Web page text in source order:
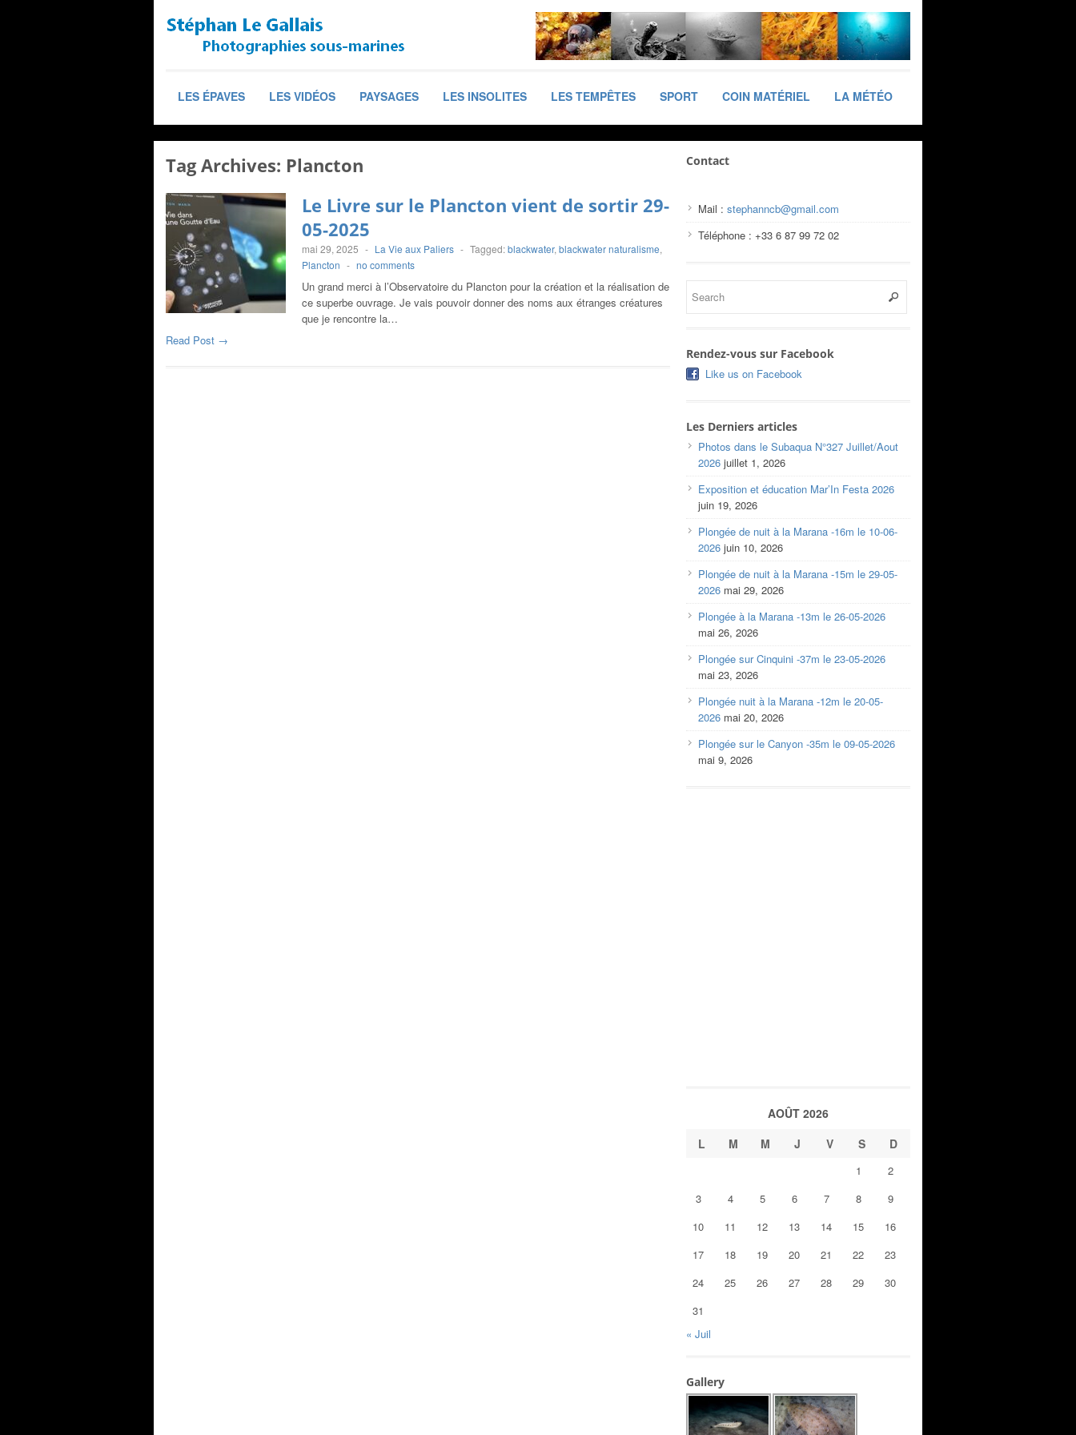
LES ÉPAVES LES VIDÉOS PAYSAGES LES INSOLITES LES TEMPÊTES SPORT COIN MATÉRIEL LA MÉTÉO
Tag Archives: Plancton
Le Livre sur le Plancton vient de sortir 29-
05-2025
mai 29, 2025 - La Vie aux Paliers - Tagged:blackwater, blackwater naturalisme,
Plancton - no comments
Un grand merci à l’Observatoire du Plancton pour la création et la réalisation de
ce superbe ouvrage. Je vais pouvoir donner des noms aux étranges créatures
que je rencontre la…
Read Post →
Contact
Mail : stephanncb@gmail.com
Téléphone : +33 6 87 99 72 02
Rendez-vous sur Facebook
Like us on Facebook
Les Derniers articles
Photos dans le Subaqua N°327 Juillet/Aout
2026 juillet 1, 2026
Exposition et éducation Mar’In Festa 2026
juin 19, 2026
Plongée de nuit à la Marana -16m le 10-06-
2026 juin 10, 2026
Plongée de nuit à la Marana -15m le 29-05-
2026 mai 29, 2026
Plongée à la Marana -13m le 26-05-2026
mai 26, 2026
Plongée sur Cinquini -37m le 23-05-2026
mai 23, 2026
Plongée nuit à la Marana -12m le 20-05-
2026 mai 20, 2026
Plongée sur le Canyon -35m le 09-05-2026
mai 9, 2026
AOÛT 2026
L
M M J V S D
1
2
3
4 5 6 7 8
9
10
11 12 13 14 15
16
17
18 19 20 21 22
23
24
25 26 27 28 29
30
31
« Juil
Gallery